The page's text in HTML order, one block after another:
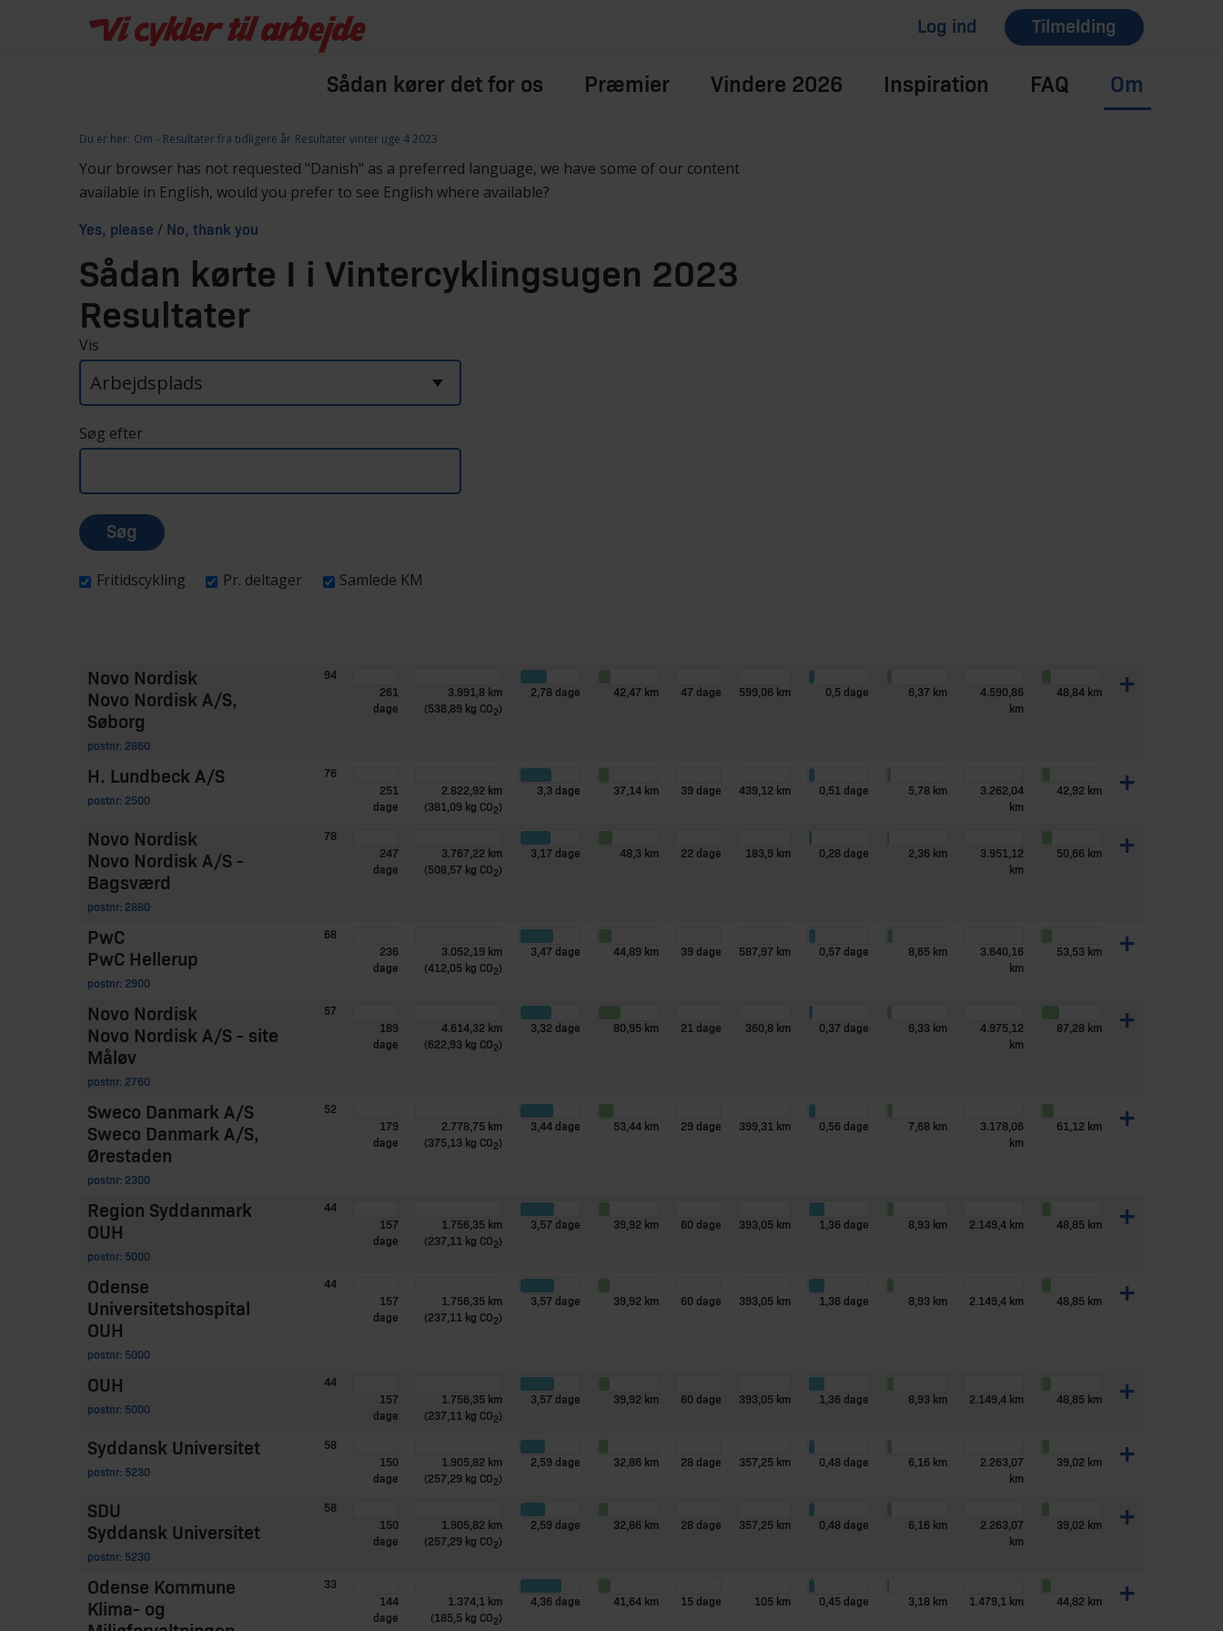
Log ind Tilmelding
Sådan kører det for os Præmier Vindere 2026 Inspiration FAQ Om
Du er her: Om Resultater fra tidligere år Resultater vinter uge 4 2023
Your browser has not requested "Danish" as a preferred language, we have some of our content
available in English, would you prefer to see English where available?
Yes, please / No, thank you
Sådan kørte I i Vintercyklingsugen 2023
Resultater
Vis
Søg efter
Fritidscykling Pr. deltager Samlede KM
Novo Nordisk
Novo Nordisk A/S,
Søborg
postnr: 2860
94
261
dage
3.991,8 km
(538,89 kg CO 2 )
2,78 dage 42,47 km 47 dage 599,06 km 0,5 dage 6,37 km
4.590,86
km
48,84 km +
H. Lundbeck A/S
postnr: 2500
76
251
dage
2.822,92 km
(381,09 kg CO 2 )
3,3 dage 37,14 km 39 dage 439,12 km 0,51 dage 5,78 km
3.262,04
km
42,92 km +
Novo Nordisk
Novo Nordisk A/S -
Bagsværd
postnr: 2880
78
247
dage
3.767,22 km
(508,57 kg CO 2 )
3,17 dage 48,3 km 22 dage 183,9 km 0,28 dage 2,36 km
3.951,12
km
50,66 km +
PwC
PwC Hellerup
postnr: 2900
68
236
dage
3.052,19 km
(412,05 kg CO 2 )
3,47 dage 44,89 km 39 dage 587,97 km 0,57 dage 8,65 km
3.640,16
km
53,53 km +
Novo Nordisk
Novo Nordisk A/S - site
Måløv
postnr: 2760
57
189
dage
4.614,32 km
(622,93 kg CO 2 )
3,32 dage 80,95 km 21 dage 360,8 km 0,37 dage 6,33 km
4.975,12
km
87,28 km +
Sweco Danmark A/S
Sweco Danmark A/S,
Ørestaden
postnr: 2300
52
179
dage
2.778,75 km
(375,13 kg CO 2 )
3,44 dage 53,44 km 29 dage 399,31 km 0,56 dage 7,68 km
3.178,06
km
61,12 km +
Region Syddanmark
OUH
postnr: 5000
44
157
dage
1.756,35 km
(237,11 kg CO 2 )
3,57 dage 39,92 km 60 dage 393,05 km 1,36 dage 8,93 km 2.149,4 km 48,85 km +
Odense
Universitetshospital
OUH
postnr: 5000
44
157
dage
1.756,35 km
(237,11 kg CO 2 )
3,57 dage 39,92 km 60 dage 393,05 km 1,36 dage 8,93 km 2.149,4 km 48,85 km +
OUH
postnr: 5000
44
157
dage
1.756,35 km
(237,11 kg CO 2 )
3,57 dage 39,92 km 60 dage 393,05 km 1,36 dage 8,93 km 2.149,4 km 48,85 km +
Syddansk Universitet
postnr: 5230
58
150
dage
1.905,82 km
(257,29 kg CO 2 )
2,59 dage 32,86 km 28 dage 357,25 km 0,48 dage 6,16 km
2.263,07
km
39,02 km +
SDU
Syddansk Universitet
postnr: 5230
58
150
dage
1.905,82 km
(257,29 kg CO 2 )
2,59 dage 32,86 km 28 dage 357,25 km 0,48 dage 6,16 km
2.263,07
km
39,02 km +
Odense Kommune
Klima- og
33
144
dage
1.374,1 km
(185,5 kg CO 2 )
4,36 dage 41,64 km 15 dage 105 km 0,45 dage 3,18 km 1.479,1 km 44,82 km +